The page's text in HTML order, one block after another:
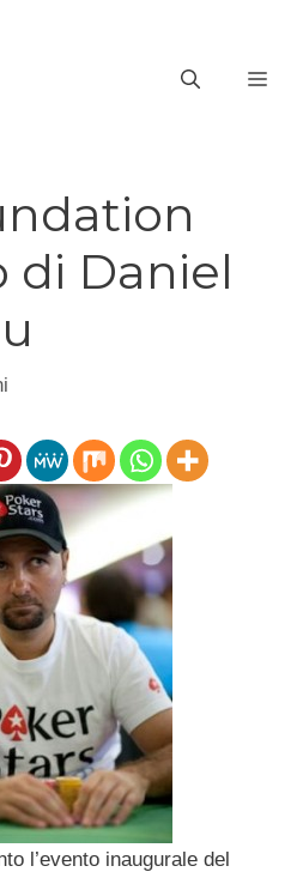
di Daniel
l’evento inaugurale del